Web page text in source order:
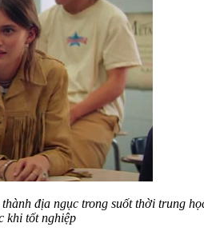
địa ngục trong suốt thời trung
khi tốt nghiệp